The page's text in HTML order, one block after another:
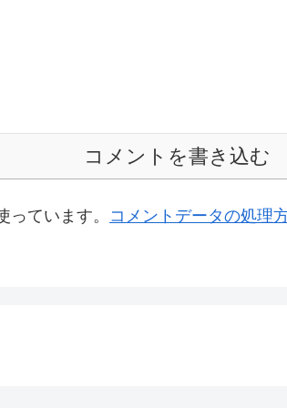
コメントを書き込む
ています。 コメントデータの処理